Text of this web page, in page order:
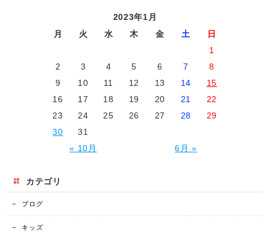
2023年1月
月
火 水 木 金 土 日
« 10月 6月 »
1
2
3 4 5 6 7
8
9
10 11 12 13 14
15
16
17 18 19 20 21
22
23
24 25 26 27 28
29
30
31
カテゴリ
− ブログ
− キッズ